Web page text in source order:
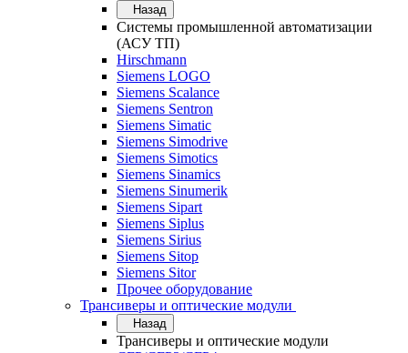
Назад
Системы промышленной автоматизации
(АСУ ТП)
Hirschmann
Siemens LOGO
Siemens Scalance
Siemens Sentron
Siemens Simatic
Siemens Simodrive
Siemens Simotics
Siemens Sinamics
Siemens Sinumerik
Siemens Sipart
Siemens Siplus
Siemens Sirius
Siemens Sitop
Siemens Sitor
Прочее оборудование
Трансиверы и оптические модули
Назад
Трансиверы и оптические модули